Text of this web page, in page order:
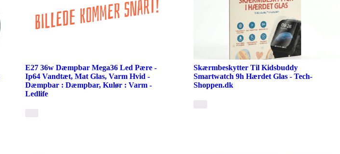
E27 36w Dæmpbar Mega36 Led Pære -
Ip64 Vandtæt, Mat Glas, Varm Hvid -
Dæmpbar : Dæmpbar, Kulør : Varm -
Ledlife
Skærmbeskytter Til Kidsbuddy
Smartwatch 9h Hærdet Glas - Tech-
Shoppen.dk